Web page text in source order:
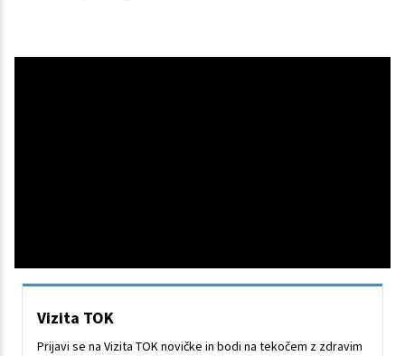
Vizita TOK
Prijavi se na Vizita TOK novičke in bodi na tekočem z zdravim